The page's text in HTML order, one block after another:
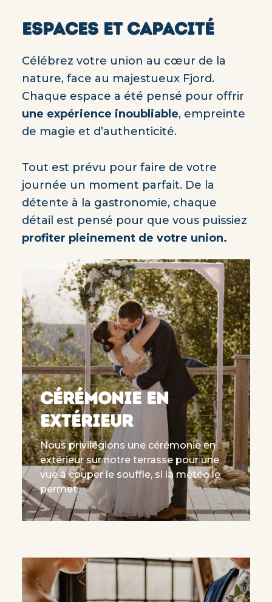
ESPACES ET CAPACITÉ
Célébrez votre union au cœur de la
nature, face au majestueux Fjord.
Chaque espace a été pensé pour offrir
une expérience inoubliable, empreinte
de magie et d’authenticité.
Tout est prévu pour faire de votre
journée un moment parfait. De la
détente à la gastronomie, chaque
détail est pensé pour que vous puissiez
profiter pleinement de votre union.
CÉRÉMONIE EN
EXTÉRIEUR
Nous privilégions une cérémonie en
extérieur sur notre terrasse pour une
vue à couper le souffle, si la météo le
permet.